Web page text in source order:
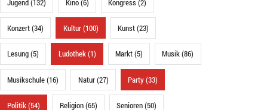
Jugend (132) Kino (6) Kongress (2)
Konzert (34) Kultur (100) Kunst (23)
Lesung (5) Ludothek (1) Markt (5) Musik (86)
Musikschule (16) Natur (27) Party (33)
Politik (54) Religion (65) Senioren (50)